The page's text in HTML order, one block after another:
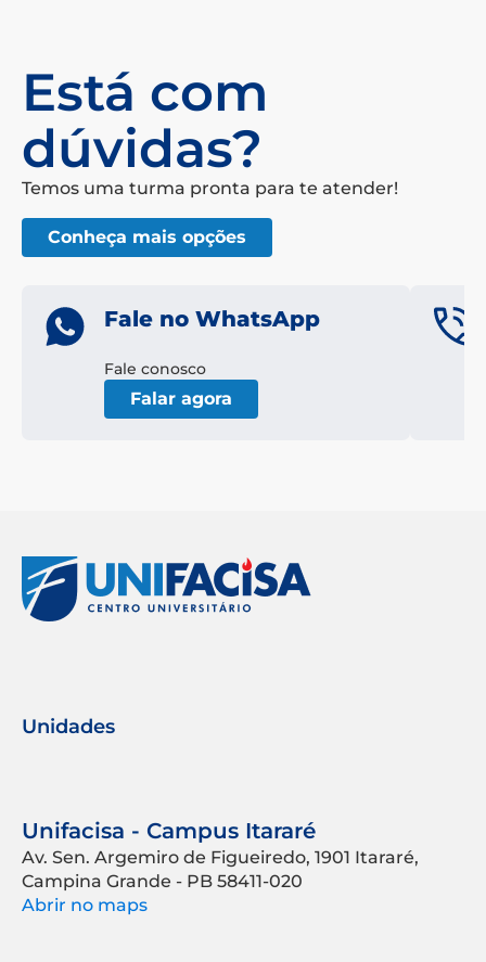
Está com
dúvidas?
Temos uma turma pronta para te atender!
Conheça mais opções
Fale no WhatsApp
Fale conosco
Falar agora
Unidades
Unifacisa - Campus Itararé
Av. Sen. Argemiro de Figueiredo, 1901 Itararé,
Campina Grande - PB 58411-020
Abrir no maps